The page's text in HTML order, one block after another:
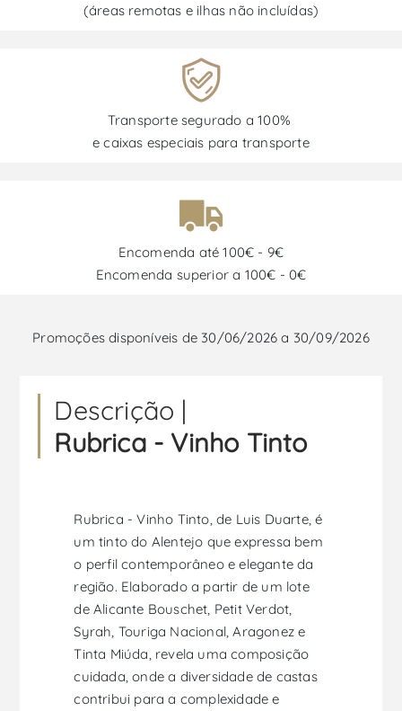
(áreas remotas e ilhas não incluídas)
Transporte segurado a 100%
e caixas especiais para transporte
Encomenda até 100€ - 9€
Encomenda superior a 100€ - 0€
Promoções disponíveis de 30/06/2026 a 30/09/2026
Descrição |
Rubrica - Vinho Tinto
Rubrica - Vinho Tinto, de Luis Duarte, é
um tinto do Alentejo que expressa bem
o perfil contemporâneo e elegante da
região. Elaborado a partir de um lote
de Alicante Bouschet, Petit Verdot,
Syrah, Touriga Nacional, Aragonez e
Tinta Miúda, revela uma composição
cuidada, onde a diversidade de castas
contribui para a complexidade e